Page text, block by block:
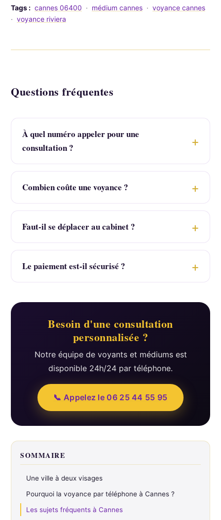
SOMMAIRE
Une ville à deux visages
Pourquoi la voyance par téléphone à Cannes ?
Les sujets fréquents à Cannes
Tags : cannes 06400 · médium cannes · voyance cannes
· voyance riviera
Questions fréquentes
À quel numéro appeler pour une
consultation ?
Combien coûte une voyance ?
Faut-il se déplacer au cabinet ?
Le paiement est-il sécurisé ?
Besoin d'une consultation
personnalisée ?
Notre équipe de voyants et médiums est
disponible 24h/24 par téléphone.
📞 Appelez le 06 25 44 55 95